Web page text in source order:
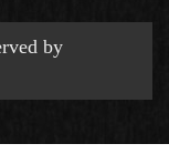
by